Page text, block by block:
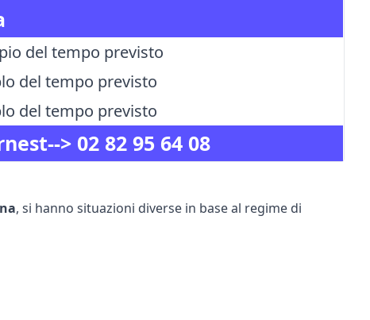
> 02 82 95 64 08
del tempo previsto
del tempo previsto
del tempo previsto
, si hanno situazioni diverse in base al regime di